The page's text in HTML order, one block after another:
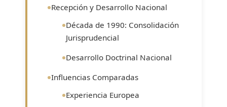
Recepción y Desarrollo Nacional
Década de 1990: Consolidación
Jurisprudencial
Desarrollo Doctrinal Nacional
Influencias Comparadas
Experiencia Europea